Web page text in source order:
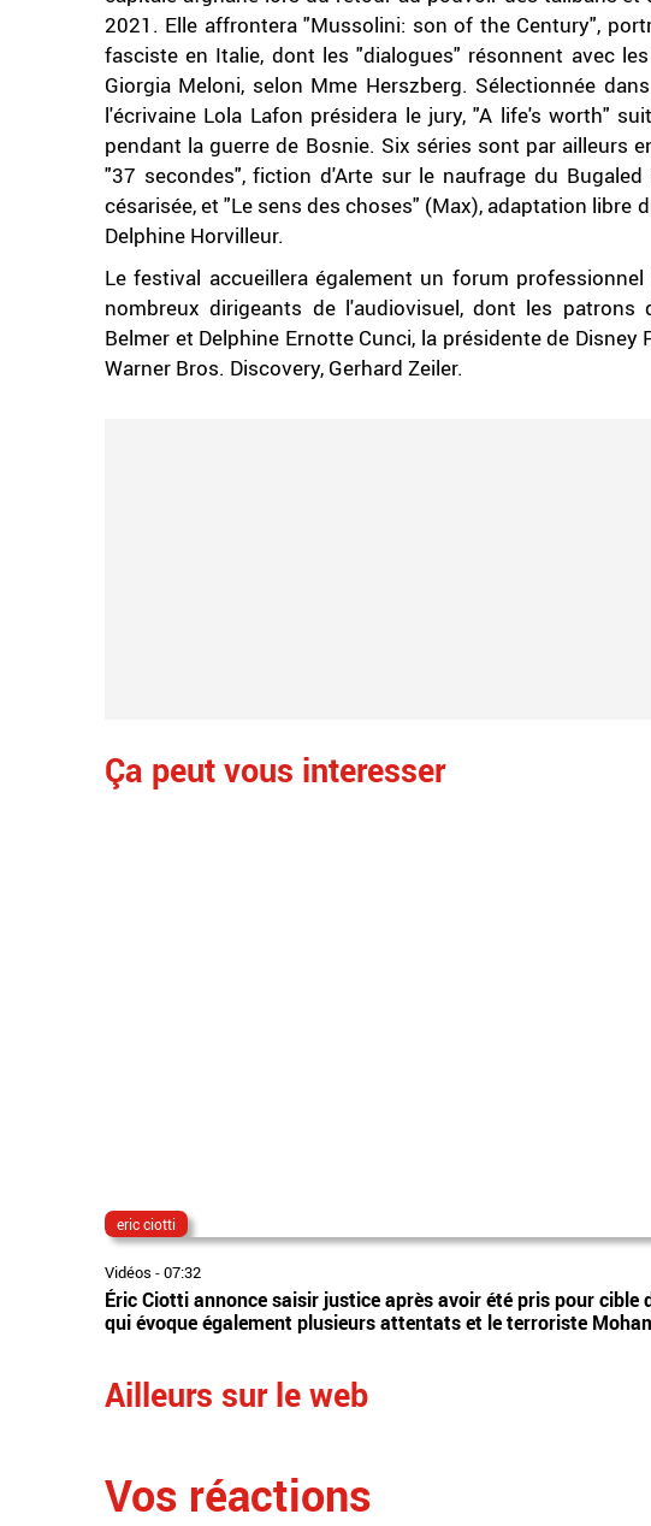
2021. Elle affrontera "Mussolini: son of the Century",
fasciste en Italie, dont les "dialogues" résonnent avec
Giorgia Meloni, selon Mme Herszberg. Sélectionnée
l'écrivaine Lola Lafon présidera le jury, "A life's worth"
pendant la guerre de Bosnie. Six séries sont par ailleurs
"37 secondes", fiction d'Arte sur le naufrage du
césarisée, et "Le sens des choses" (Max), adaptation libre
Delphine Horvilleur.
Le festival accueillera également un forum
nombreux dirigeants de l'audiovisuel, dont les patrons
Belmer et Delphine Ernotte Cunci, la présidente de Disney
Warner Bros. Discovery, Gerhard Zeiler.
Ça peut vous interesser
eric ciotti
Vidéos -07:32
Éric Ciotti annonce saisir justice après avoir été pris pour cible
qui évoque également plusieurs attentats et le terroriste
Ailleurs sur le web
Vos réactions